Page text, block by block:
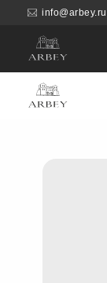
info@arbey.ru